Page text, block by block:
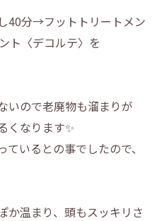
40分→フットトリートメン
ト〈デコルテ〉を
いので老廃物も溜まりが
くなります✨️
いるとの事でしたので、
か温まり、頭もスッキリさ